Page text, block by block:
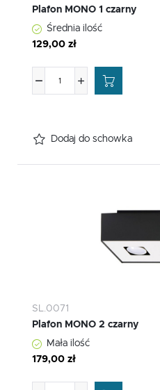
Plafon MONO 1 czarny
Średnia ilość
129,00 zł
Dodaj do schowka
SL.0071
Plafon MONO 2 czarny
Mała ilość
179,00 zł